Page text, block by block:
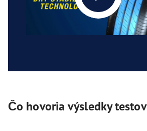
Čo hovoria výsledky testov